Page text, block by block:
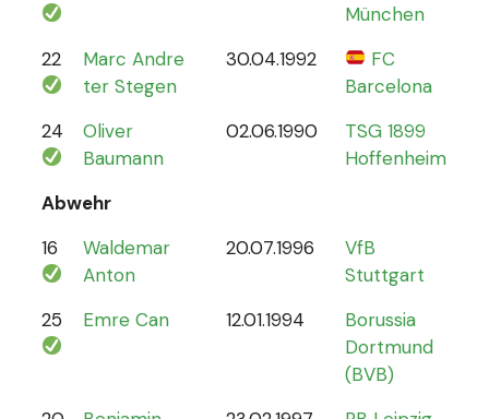
München
22
Marc Andre
ter Stegen
30.04.1992
FC
Barcelona
24
Oliver
Baumann
02.06.1990
TSG 1899
Hoffenheim
Abwehr
16
Waldemar
Anton
20.07.1996
VfB
Stuttgart
25 Emre Can 12.01.1994
Borussia
Dortmund
(BVB)